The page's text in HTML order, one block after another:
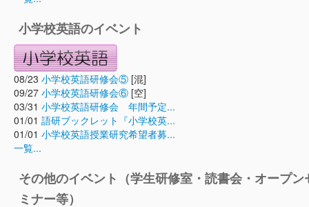
小学校英語のイベント
08/23 小学校英語研修会⑤ [混]
09/27 小学校英語研修会⑥ [空]
03/31 小学校英語研修会 年間予定...
01/01 語研ブックレット『小学校英...
01/01 小学校英語授業研究希望者募...
一覧...
その他のイベント（学生研修室・読書会・オープン
ミナー等）